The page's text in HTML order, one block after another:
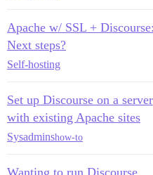
Apache w/ SSL + Discourse:
Next steps?
Self-hosting
Set up Discourse on a server
with existing Apache sites
Sysadminshow-to